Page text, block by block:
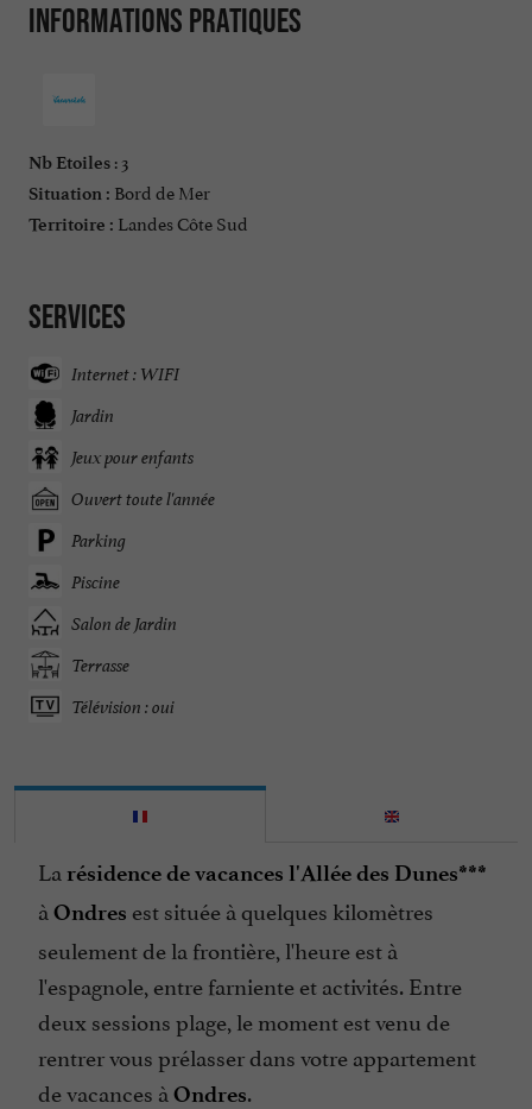
Informations pratiques
Nb Etoiles : 3
Situation : Bord de Mer
Territoire : Landes Côte Sud
Services
Internet : WIFI
Jardin
Jeux pour enfants
Ouvert toute l'année
Parking
Piscine
Salon de Jardin
Terrasse
Télévision : oui
La résidence de vacances l'Allée des Dunes***
à Ondres est située à quelques kilomètres
seulement de la frontière, l'heure est à
l'espagnole, entre farniente et activités. Entre
deux sessions plage, le moment est venu de
rentrer vous prélasser dans votre appartement
de vacances à Ondres.